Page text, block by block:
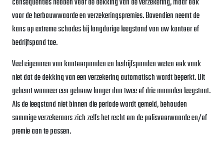
consequenties hebben voor de dekking van de verzekering, maar ook
voor de herbouwwaarde en verzekeringspremies. Bovendien neemt de
kans op extreme schades bij langdurige leegstand van uw kantoor of
bedrijfspand toe.
Veel eigenaren van kantoorpanden en bedrijfspanden weten ook vaak
niet dat de dekking van een verzekering automatisch wordt beperkt. Dit
gebeurt wanneer een gebouw langer dan twee of drie maanden leegstaat.
Als de leegstand niet binnen die periode wordt gemeld, behouden
sommige verzekeraars zich zelfs het recht om de polisvoorwaarde en/of
premie aan te passen.